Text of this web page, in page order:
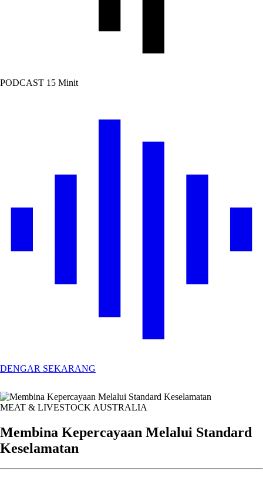
PODCAST 15 Minit
DENGAR SEKARANG
MEAT & LIVESTOCK AUSTRALIA
Membina Kepercayaan Melalui Standard
Keselamatan